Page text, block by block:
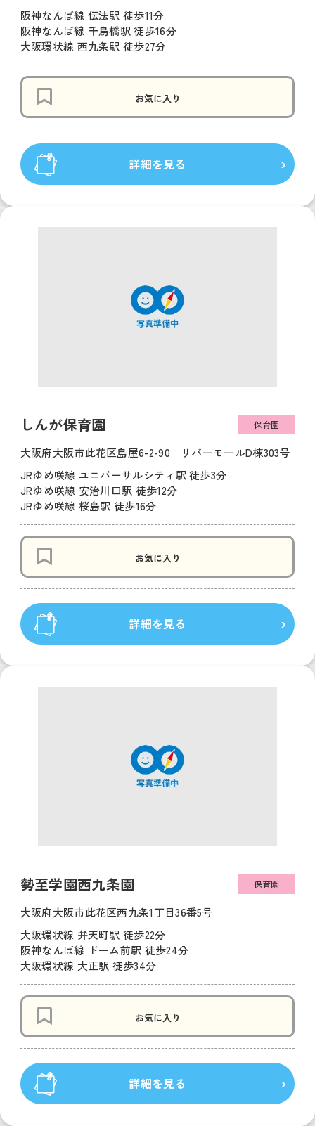
阪神なんば線 伝法駅 徒歩11分
阪神なんば線 千鳥橋駅 徒歩16分
大阪環状線 西九条駅 徒歩27分
お気に入り
詳細を見る
しんが保育園 保育園
大阪府大阪市此花区島屋6-2-90 リバーモールD棟303号
JRゆめ咲線 ユニバーサルシティ駅 徒歩3分
JRゆめ咲線 安治川口駅 徒歩12分
JRゆめ咲線 桜島駅 徒歩16分
お気に入り
詳細を見る
勢至学園西九条園 保育園
大阪府大阪市此花区西九条1丁目36番5号
大阪環状線 弁天町駅 徒歩22分
阪神なんば線 ドーム前駅 徒歩24分
大阪環状線 大正駅 徒歩34分
お気に入り
詳細を見る